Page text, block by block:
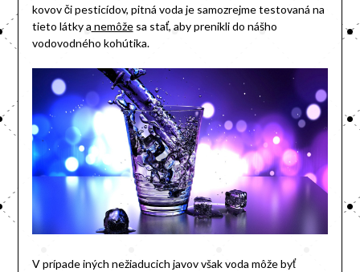
kovov či pesticídov, pitná voda je samozrejme testovaná na
tieto látky a nemôžesa stať, aby prenikli do nášho
vodovodného kohútika.
V prípade iných nežiaducich javov však voda môže byť